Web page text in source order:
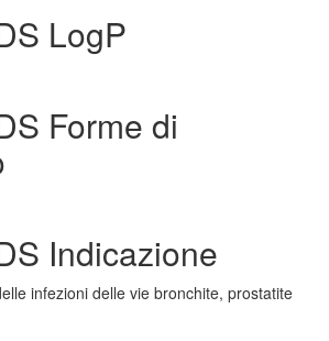
LogP
Forme di
Indicazione
infezioni delle vie bronchite, prostatite